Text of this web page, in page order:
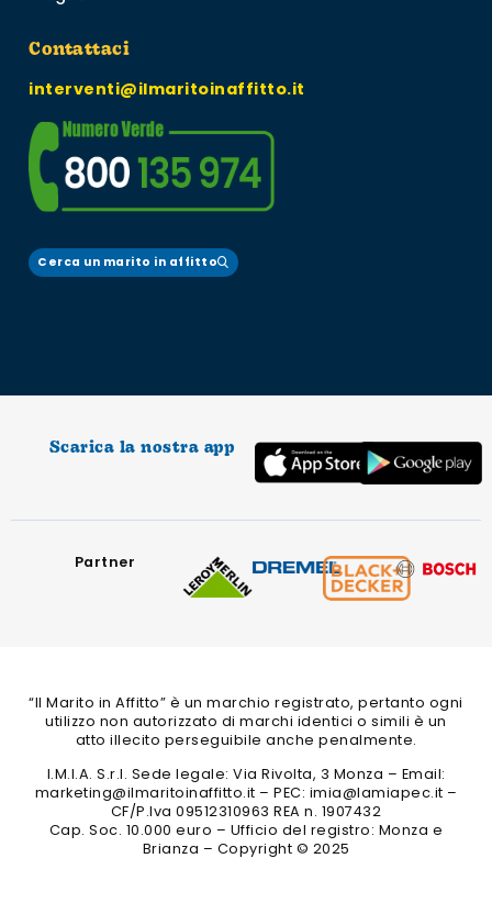
Contattaci
interventi@ilmaritoinaffitto.it
Cerca un marito in affitto
Scarica la nostra app
Partner
“Il Marito in Affitto” è un marchio registrato, pertanto ogni
utilizzo non autorizzato di marchi identici o simili è un
atto illecito perseguibile anche penalmente.
I.M.I.A. S.r.l. Sede legale: Via Rivolta, 3 Monza – Email:
marketing@ilmaritoinaffitto.it – PEC: imia@lamiapec.it –
CF/P.Iva 09512310963 REA n. 1907432
Cap. Soc. 10.000 euro – Ufficio del registro: Monza e
Brianza – Copyright © 2025